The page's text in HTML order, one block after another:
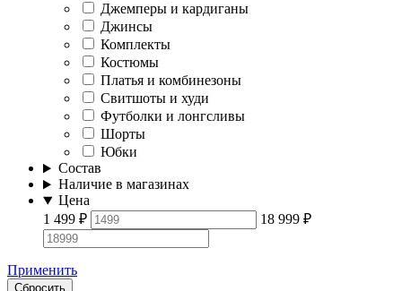
Джемперы и кардиганы
Джинсы
Комплекты
Костюмы
Платья и комбинезоны
Свитшоты и худи
Футболки и лонгсливы
Шорты
Юбки
Состав
Наличие в магазинах
Цена
1 499 ₽ 18 999 ₽
Применить
Сбросить